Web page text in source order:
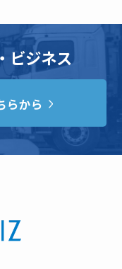
ビジネス
らから